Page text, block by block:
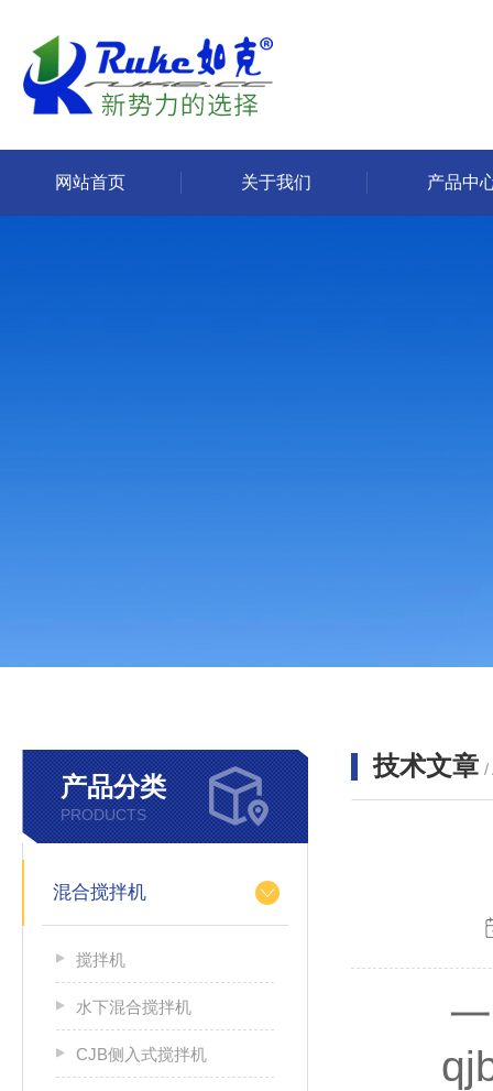
网站首页 关于我们 产品中
产品分类
PRODUCTS
混合搅拌机
搅拌机
水下混合搅拌机
CJB侧入式搅拌机
技术文章 /
一
qjb